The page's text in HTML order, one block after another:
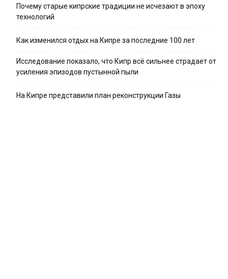
Почему старые кипрские традиции не исчезают в эпоху
технологий
Как изменился отдых на Кипре за последние 100 лет
Исследование показало, что Кипр всё сильнее страдает от
усиления эпизодов пустынной пыли
На Кипре представили план реконструкции Газы